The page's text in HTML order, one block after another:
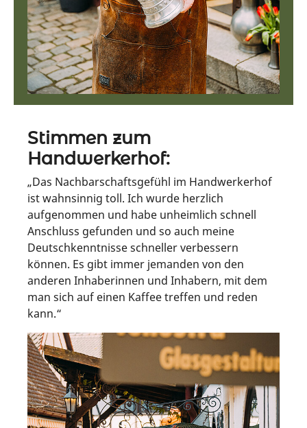
Stimmen zum
Handwerkerhof:
„Das Nachbarschaftsgefühl im Handwerkerhof
ist wahnsinnig toll. Ich wurde herzlich
aufgenommen und habe unheimlich schnell
Anschluss gefunden und so auch meine
Deutschkenntnisse schneller verbessern
können. Es gibt immer jemanden von den
anderen Inhaberinnen und Inhabern, mit dem
man sich auf einen Kaffee treffen und reden
kann.“